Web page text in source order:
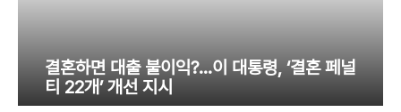
결혼하면 대출 불이익?…이 대통령, ‘결혼 페널
티 22개’ 개선 지시